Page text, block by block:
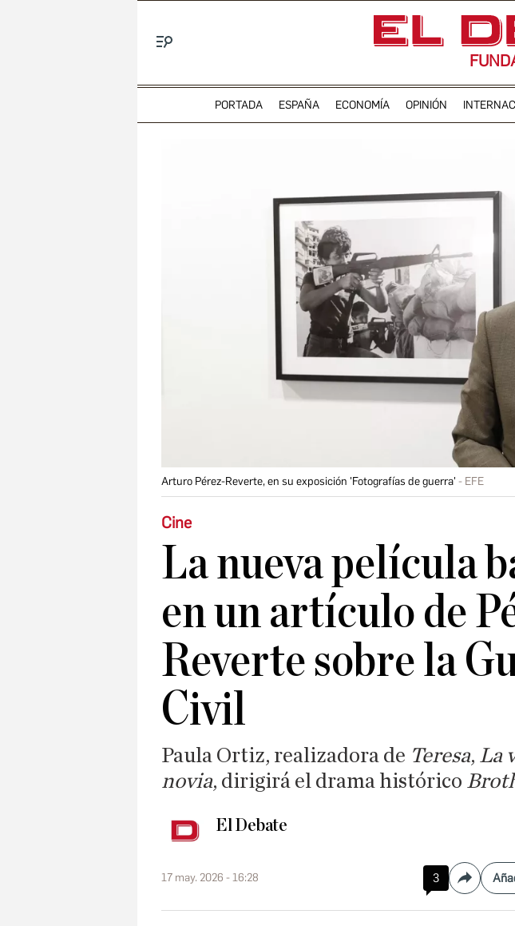
PORTADA ESPAÑA ECONOMÍA OPINIÓN
Arturo Pérez-Reverte, en su exposición 'Fotografías de guerra' EFE
Cine
La nueva película
en un artículo de
Reverte sobre la
Civil
Paula Ortiz, realizadora de Teresa, La
novia, dirigirá el drama histórico
El Debate
17 may. 2026 - 16:28 3